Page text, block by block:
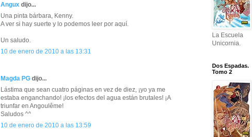
Angux dijo...
Una pinta bárbara, Kenny.
A ver si hay suerte y lo podemos leer por aquí.
Un saludo.
10 de enero de 2010 a las 13:31
Magda PG dijo...
Lástima que sean cuatro páginas en vez de diez, ¡yo ya me
estaba enganchando! ¡los efectos del agua están brutales! ¡A
triunfar en Angoulême!
Saludos ^^
10 de enero de 2010 a las 13:59
La Escuela
Unicornia.
Dos Espadas.
Tomo 2